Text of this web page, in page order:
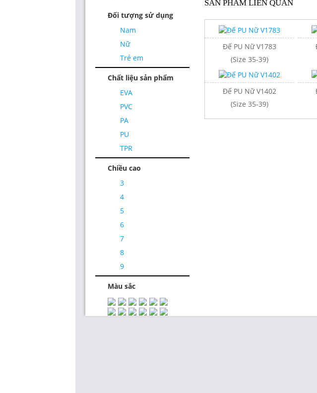
Đối tượng sử dụng
Nam
Nữ
Trẻ em
Chất liệu sản phẩm
EVA
PVC
PA
PU
TPR
Chiều cao
3
4
5
6
7
8
9
Màu sắc
SẢN PHẨM LIÊN QUAN
Đế PU Nữ V1023
(Size 35-39)
Đế PU Nữ V1783
(Size 35-39)
Đế PU Nữ V1403
Đế PU Nữ V1402
(Size 35-39)